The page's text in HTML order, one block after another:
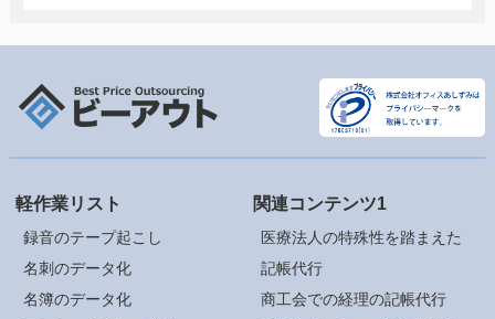
軽作業リスト
録音のテープ起こし
名刺のデータ化
名簿のデータ化
関連コンテンツ1
医療法人の特殊性を踏まえた
記帳代行
商工会での経理の記帳代行